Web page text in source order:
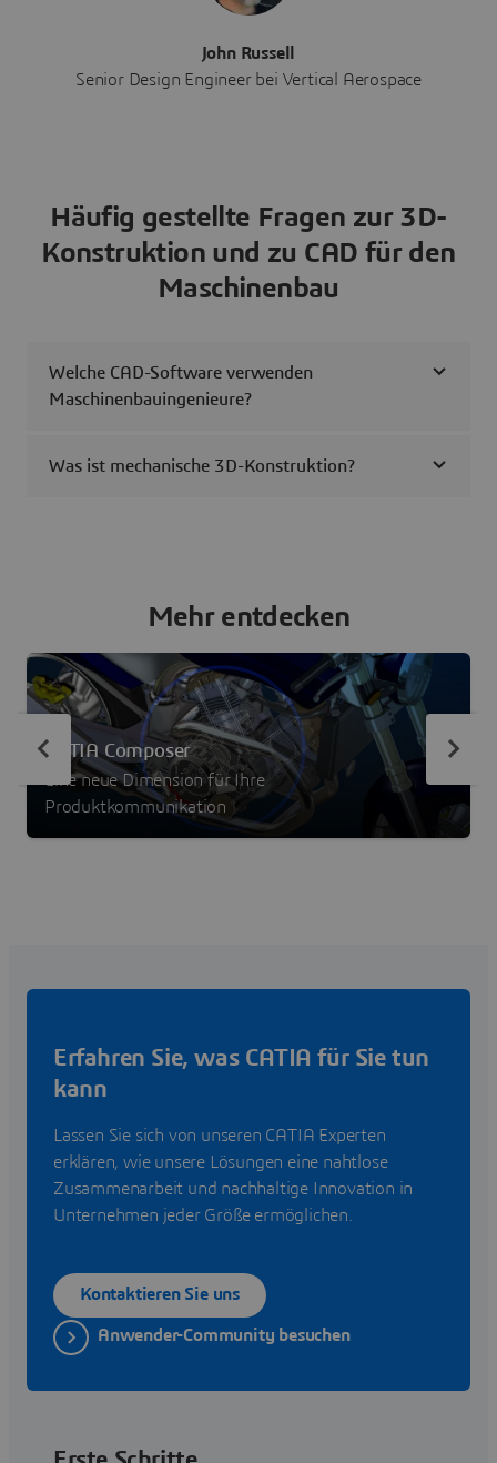
John Russell
Senior Design Engineer bei Vertical Aerospace
Häufig gestellte Fragen zur 3D-
Konstruktion und zu CAD für den
Maschinenbau
Welche CAD-Software verwenden
Maschinenbauingenieure?
Was ist mechanische 3D-Konstruktion?
Mehr entdecken
CATIA Composer
Eine neue Dimension für Ihre
Produktkommunikation
Erfahren Sie, was CATIA für Sie tun
kann
Lassen Sie sich von unseren CATIA Experten
erklären, wie unsere Lösungen eine nahtlose
Zusammenarbeit und nachhaltige Innovation in
Unternehmen jeder Größe ermöglichen.
Kontaktieren Sie uns
Anwender-Community besuchen